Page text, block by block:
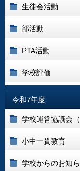
生徒会活動
部活動
PTA活動
学校評価
令和7年度
学校運営協議会
小中一貫教育
学校からのお知